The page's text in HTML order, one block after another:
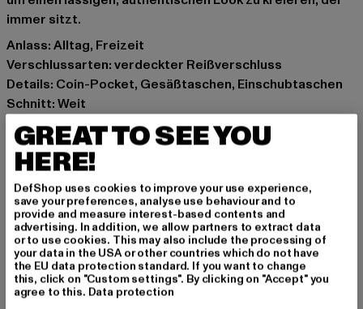
immer sitzt.
Anlass: Alltag, Freizeit
Verschlussarten: verdeckter Reißverschluss
Details: Coin-Pocket, Gesäßtaschen, Einschubtaschen
Schnitt: Weit
Marke: Urban Classics
Kat.: Shorts
Farbe: beige
Hersteller Farbe: unionbeige
Materialzusammensetzung: 100% Baumwolle
Art.Nr: TB6639-03738
Hersteller: TB International GmbH |info@tbint.de
Dr.-Robert-Murjahn-Straße 7 | 64372 Ober-Ramstadt |
DE
GREAT TO SEE YOU
HERE!
DefShop uses cookies to improve your use experience,
save your preferences, analyse use behaviour and to
provide and measure interest-based contents and
advertising. In addition, we allow partners to extract data
or to use cookies. This may also include the processing of
your data in the USA or other countries which do not have
the EU data protection standard. If you want to change
this, click on "Custom settings". By clicking on "Accept" you
agree to this. Data protection